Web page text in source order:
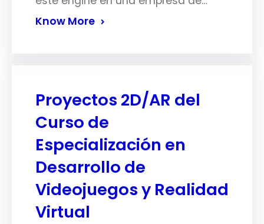
Know More
Proyectos 2D/AR del
Curso de
Especialización en
Desarrollo de
Videojuegos y Realidad
Virtual